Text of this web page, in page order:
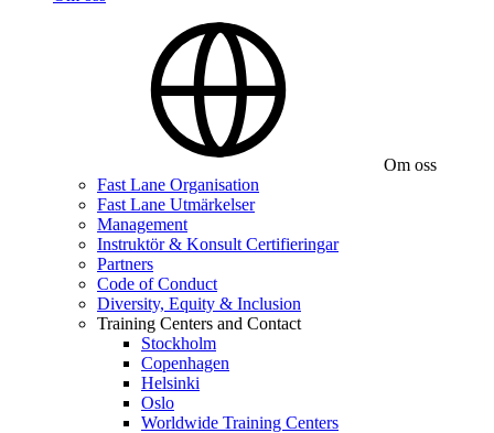
Om oss
Fast Lane Organisation
Fast Lane Utmärkelser
Management
Instruktör & Konsult Certifieringar
Partners
Code of Conduct
Diversity, Equity & Inclusion
Training Centers and Contact
Stockholm
Copenhagen
Helsinki
Oslo
Worldwide Training Centers